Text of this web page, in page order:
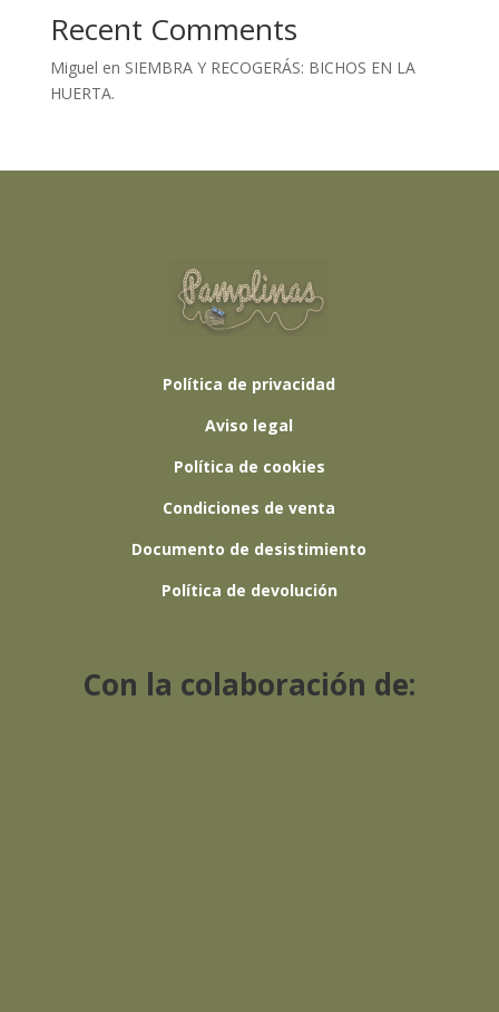
Recent Comments
Miguel en SIEMBRA Y RECOGERÁS: BICHOS EN LA
HUERTA.
Política de privacidad
Aviso legal
Política de cookies
Condiciones de venta
Documento de desistimiento
Política de devolución
Con la colaboración de: